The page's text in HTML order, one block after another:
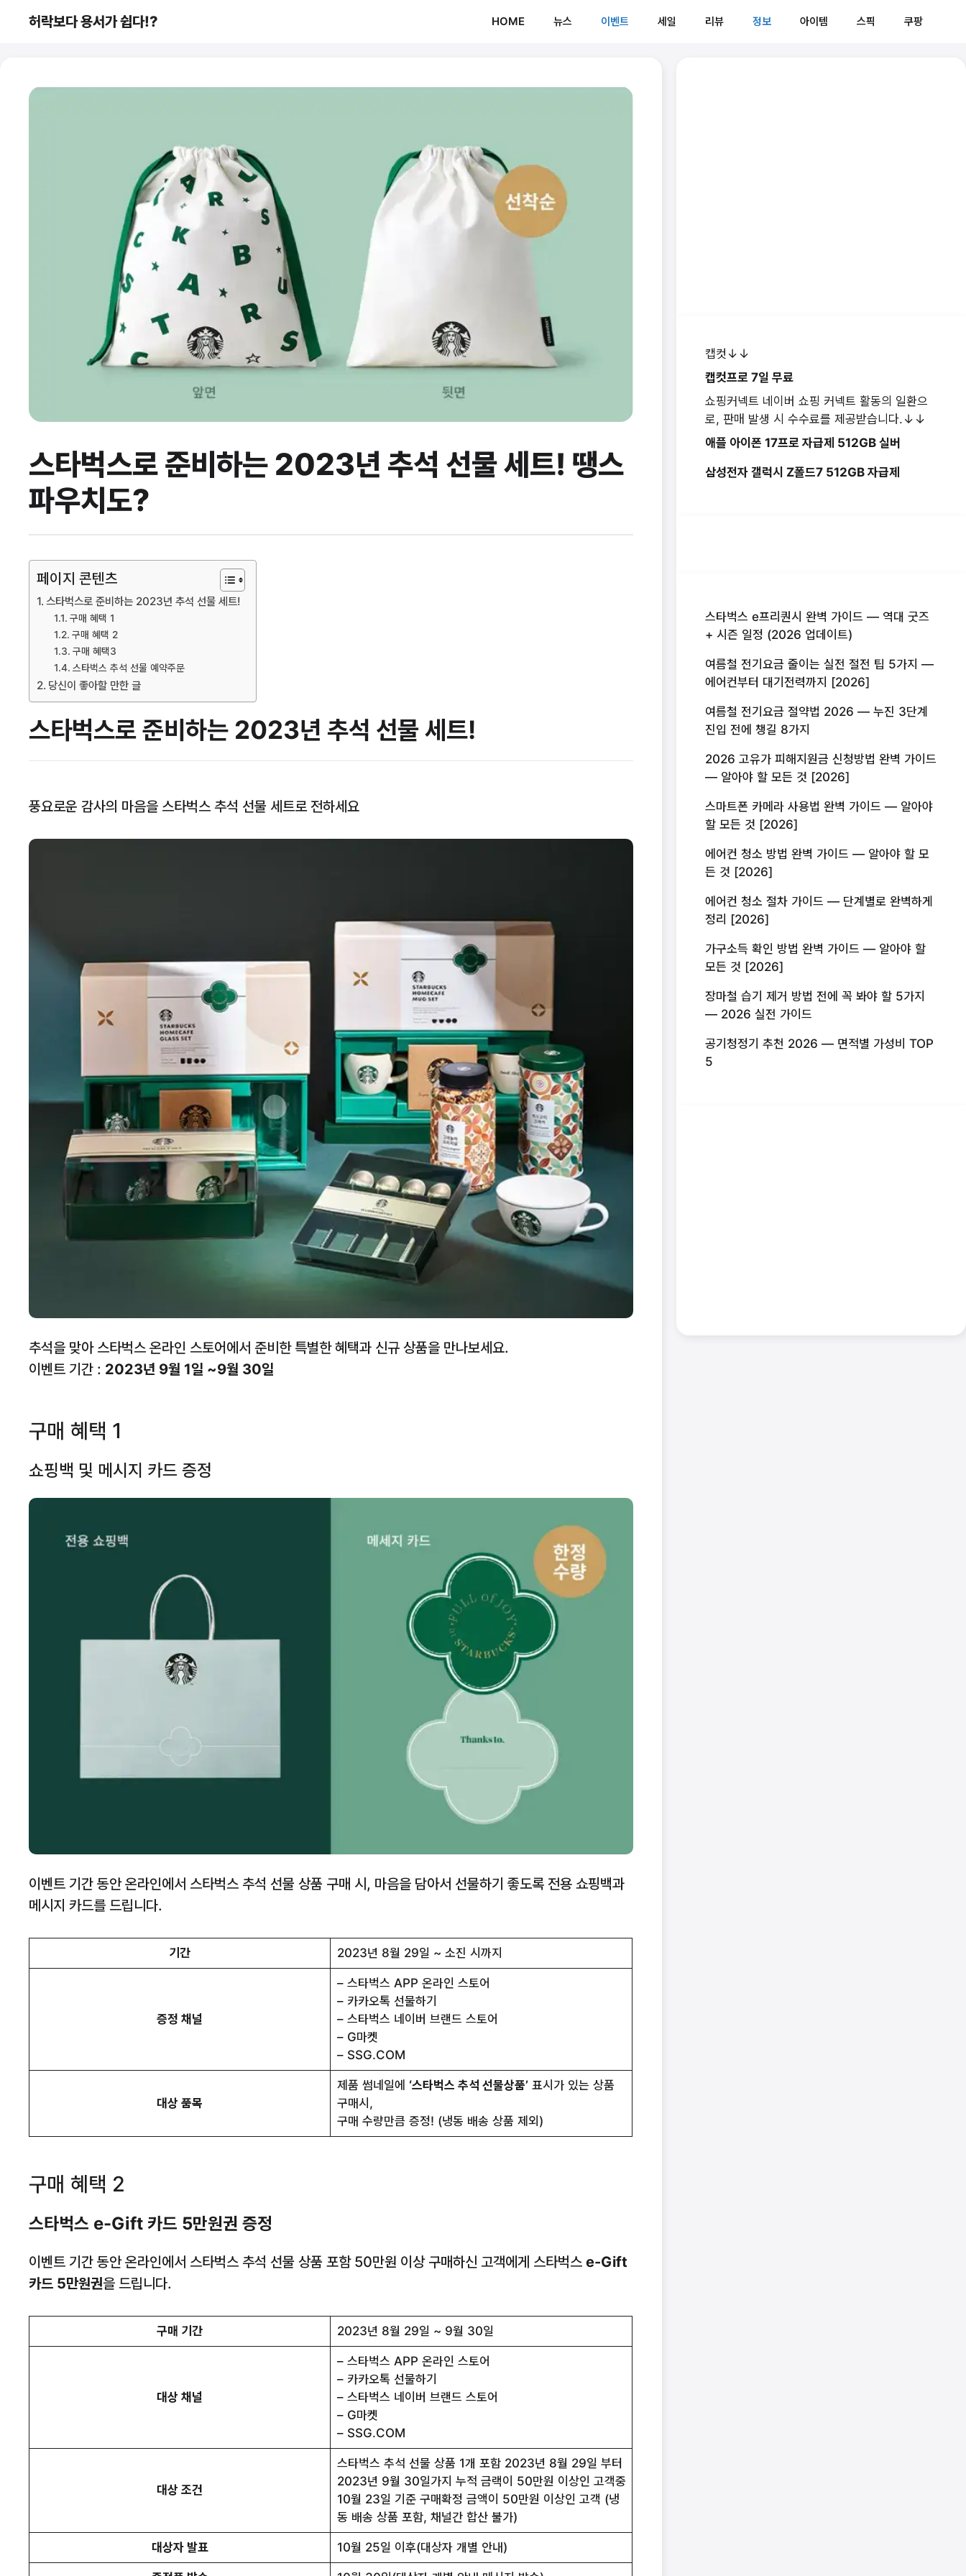
허락보다 용서가 쉽다!? HOME 뉴스 이벤트 세일 리뷰 정보 아이템 스픽 쿠팡
스타벅스로 준비하는 2023년 추석 선물 세트! 땡스
파우치도?
페이지 콘텐츠
스타벅스로 준비하는 2023년 추석 선물 세트!
구매 혜택 1
구매 혜택 2
구매 혜택3
스타벅스 추석 선물 예약주문
당신이 좋아할 만한 글
스타벅스로 준비하는 2023년 추석 선물 세트!
풍요로운 감사의 마음을 스타벅스 추석 선물 세트로 전하세요
추석을 맞아 스타벅스 온라인 스토어에서 준비한 특별한 혜택과 신규 상품을 만나보세요.
이벤트 기간 : 2023년 9월 1일 ~9월 30일
구매 혜택 1
쇼핑백 및 메시지 카드 증정
이벤트 기간 동안 온라인에서 스타벅스 추석 선물 상품 구매 시, 마음을 담아서 선물하기 좋도록 전용 쇼핑백과
메시지 카드를 드립니다.
기간 2023년 8월 29일 ~ 소진 시까지
증정 채널
– 스타벅스 APP 온라인 스토어
– 카카오톡 선물하기
– 스타벅스 네이버 브랜드 스토어
– G마켓
– SSG.COM
대상 품목
제품 썸네일에 ‘스타벅스 추석 선물상품’표시가 있는 상품
구매시,
구매 수량만큼 증정! (냉동 배송 상품 제외)
구매 혜택 2
스타벅스 e-Gift 카드 5만원권 증정
이벤트 기간 동안 온라인에서 스타벅스 추석 선물 상품 포함 50만원 이상 구매하신 고객에게 스타벅스 e-Gift
카드 5만원권을 드립니다.
구매 기간 2023년 8월 29일 ~ 9월 30일
대상 채널
– 스타벅스 APP 온라인 스토어
– 카카오톡 선물하기
– 스타벅스 네이버 브랜드 스토어
– G마켓
– SSG.COM
대상 조건
스타벅스 추석 선물 상품 1개 포함 2023년 8월 29일 부터
2023년 9월 30일가지 누적 금랙이 50만원 이상인 고객중
10월 23일 기준 구매확정 금액이 50만원 이상인 고객 (냉
동 배송 상품 포함, 채널간 합산 불가)
대상자 발표 10월 25일 이후(대상자 개별 안내)
캡컷↓↓
캡컷프로 7일 무료
쇼핑커넥트 네이버 쇼핑 커넥트 활동의 일환으
로, 판매 발생 시 수수료를 제공받습니다.↓↓
애플 아이폰 17프로 자급제 512GB 실버
삼성전자 갤럭시 Z폴드7 512GB 자급제
스타벅스 e프리퀀시 완벽 가이드 — 역대 굿즈
+ 시즌 일정 (2026 업데이트)
여름철 전기요금 줄이는 실전 절전 팁 5가지 —
에어컨부터 대기전력까지 [2026]
여름철 전기요금 절약법 2026 — 누진 3단계
진입 전에 챙길 8가지
2026 고유가 피해지원금 신청방법 완벽 가이드
— 알아야 할 모든 것 [2026]
스마트폰 카메라 사용법 완벽 가이드 — 알아야
할 모든 것 [2026]
에어컨 청소 방법 완벽 가이드 — 알아야 할 모
든 것 [2026]
에어컨 청소 절차 가이드 — 단계별로 완벽하게
정리 [2026]
가구소득 확인 방법 완벽 가이드 — 알아야 할
모든 것 [2026]
장마철 습기 제거 방법 전에 꼭 봐야 할 5가지
— 2026 실전 가이드
공기청정기 추천 2026 — 면적별 가성비 TOP
5